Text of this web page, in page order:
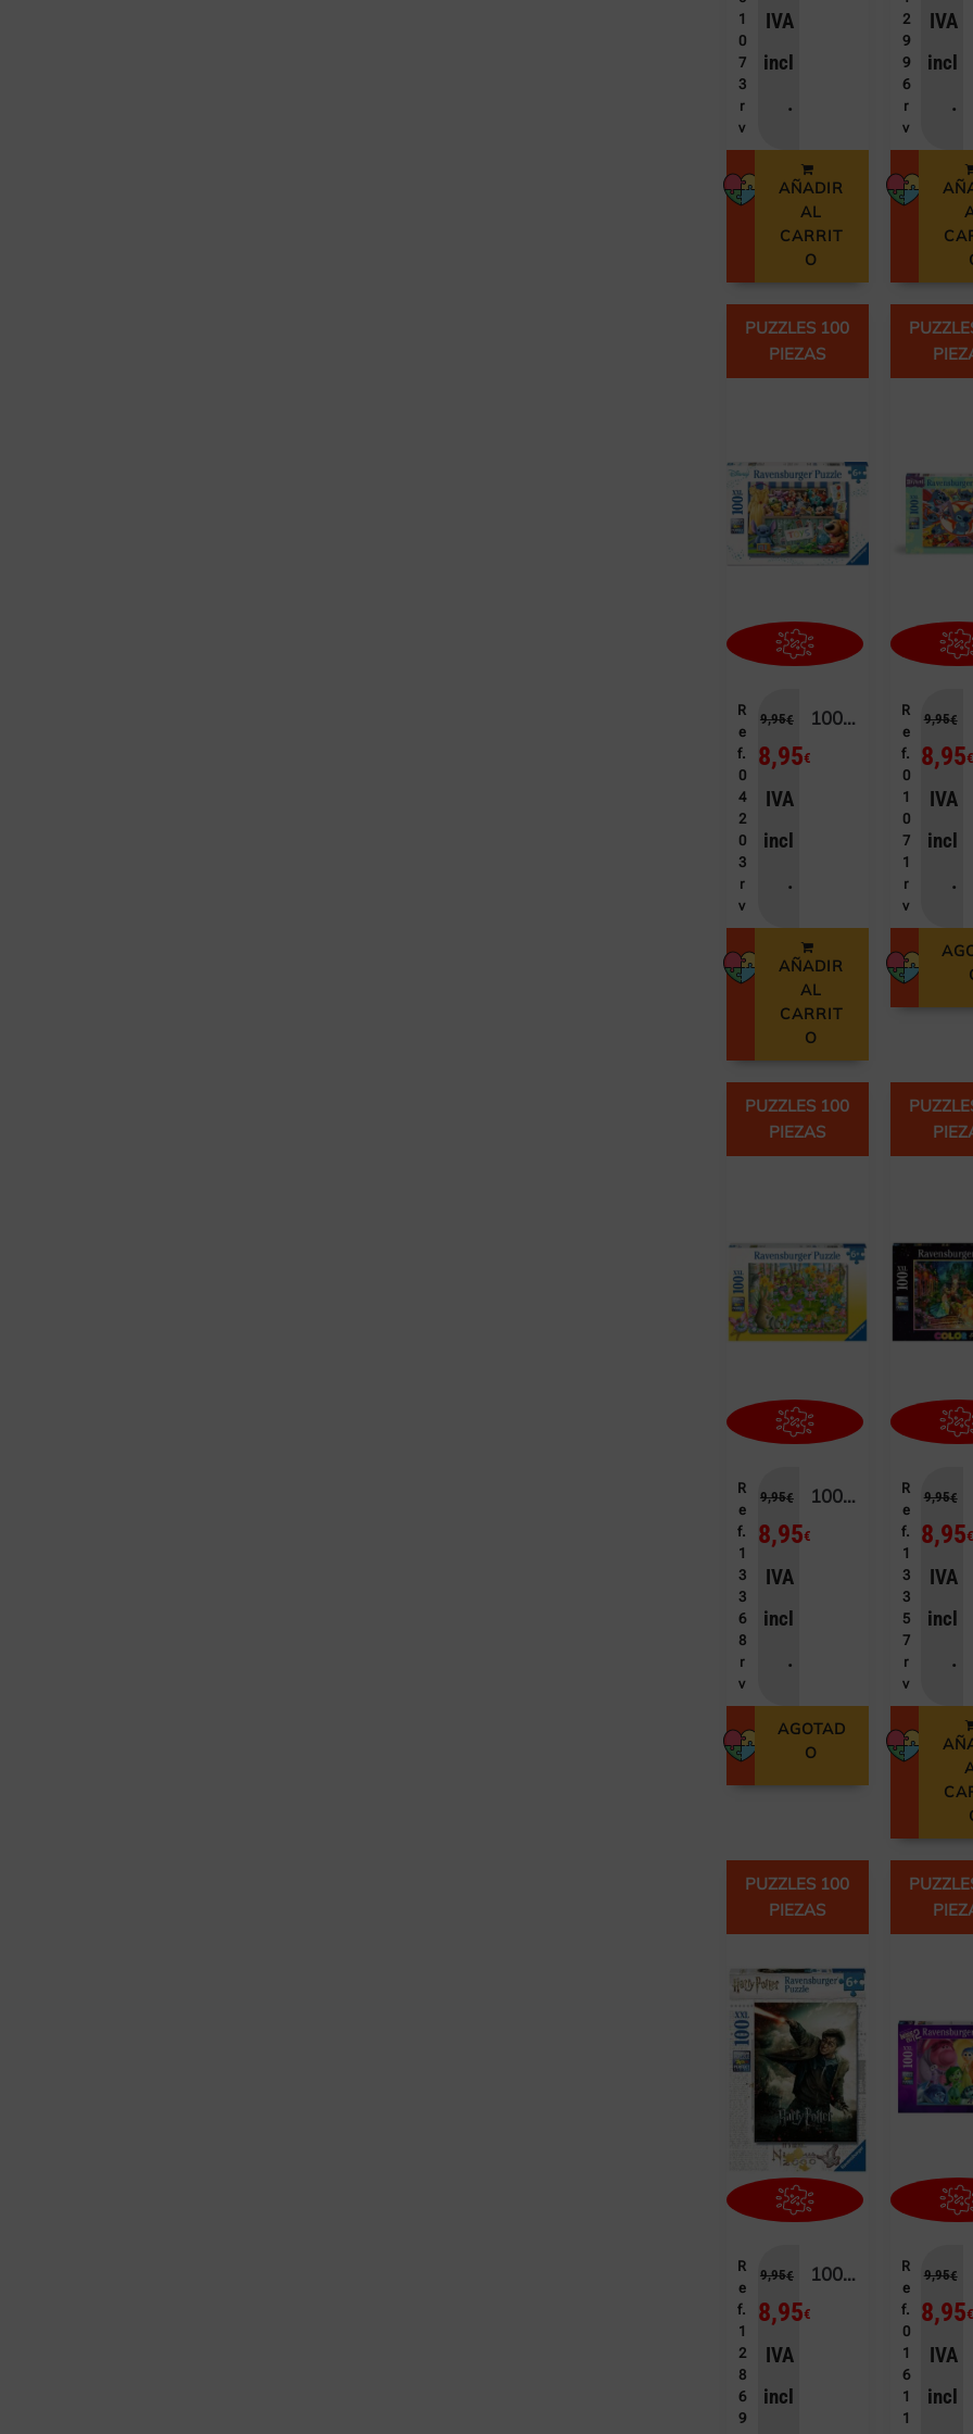
1
0
7
3
r
v
IVA
incl
.
AÑADIR
AL
CARRIT
O
2
9
9
6
r
v
IVA
incl
.
PUZZLES 100
PIEZAS
R
e
f.
0
4
2
0
3
r
v
9,95€
8,95€
IVA
incl
.
100 DISNEY PIXAR EL CAJÓN DE LOS JUGUETES
AÑADIR
AL
CARRIT
O
R
e
f.
0
1
0
7
1
r
v
9,95€
8,95€
IVA
incl
.
PUZZLES 100
PIEZAS
R
e
f.
1
3
3
6
8
r
v
9,95€
8,95€
IVA
incl
.
100 EL BALLET DE LAS HADAS
AGOTAD
O
R
e
f.
1
3
3
5
7
r
v
9,95€
8,95€
IVA
incl
.
PUZZLES 100
PIEZAS
R
e
f.
1
2
8
6
9
9,95€
8,95€
IVA
incl
100 HARRY POTTER EN ACCIÓN
R
e
f.
0
1
6
1
1
9,95€
8,95€
IVA
incl